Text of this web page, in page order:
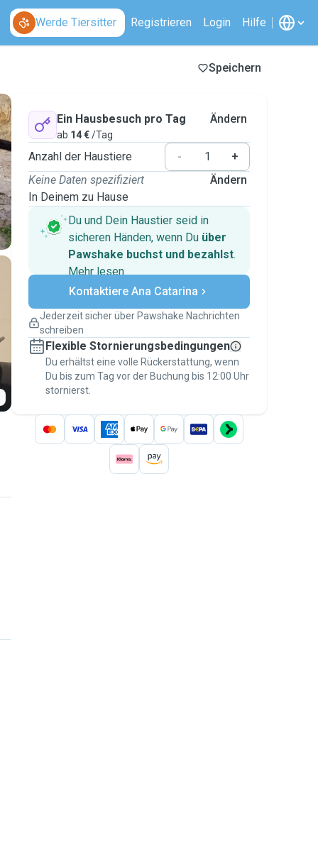
Werde Tiersitter Registrieren Login Hilfe
Speichern
Ein Hausbesuch pro Tag
ab 14 €/Tag
Ändern
Anzahl der Haustiere -
+
Keine Daten spezifiziert
In Deinem zu Hause
Ändern
Du und Dein Haustier seid in
sicheren Händen, wenn Du über
Pawshake buchst und bezahlst.
Mehr lesenSichere Zahlungen
Unterstützung, falls sich Deine
Versicherte Buchungen
Erledige alles über Pawshake – von der
ersten Nachricht bis zur Bezahlung –, um
über die Pawshake-Garantieabgesichert zu
sein
Kontaktiere Ana Catarina
Jederzeit sicher über Pawshake Nachrichten
schreiben
Flexible Stornierungsbedingungen
Du erhältst eine volle Rückerstattung, wenn
Du bis zum Tag vor der Buchung bis 12:00 Uhr
stornierst.